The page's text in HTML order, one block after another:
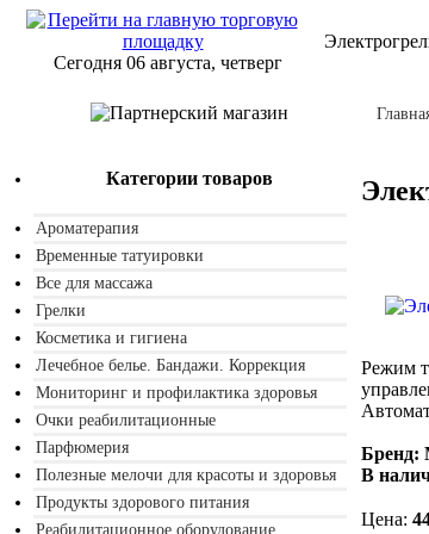
Сегодня 06 августа, четверг
Категории товаров
Ароматерапия
Временные татуировки
Все для массажа
Грелки
Косметика и гигиена
Лечебное белье. Бандажи. Коррекция
Мониторинг и профилактика здоровья
Очки реабилитационные
Парфюмерия
Полезные мелочи для красоты и здоровья
Продукты здорового питания
Реабилитационное оборудование
Режим
Бренд:
В
Цена: